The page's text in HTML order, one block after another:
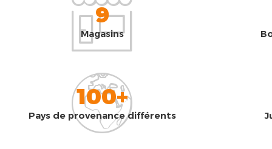
9
Magasins
100+
Pays de provenance différents